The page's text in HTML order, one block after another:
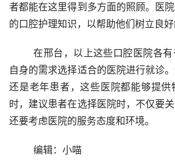
者都能在这里得到多方面的照顾。医
的口腔护理知识，以帮助他们树立良好
	在邢台，以上这些口腔医院各有千秋，患者可以根据
自身的需求选择适合的医院进行就诊
还是老年患者，这些医院都能够提供
时，建议患者在选择医院时，不仅要关
还要考虑医院的服务态度和环境。
	编辑：小喵